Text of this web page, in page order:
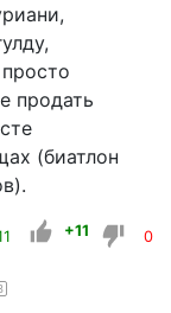
продать
(биатлон
+11 0